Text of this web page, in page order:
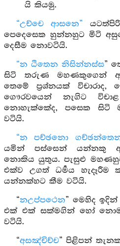
යි කියමු.
“උච්චෙ ආසනෙ”
පෙදෙසෙක හුන්නහුට මිටි
දෙසීම නොවටියි.
“න ඨිතෙන නිසින්නස්ස”
සිටි තරුණ මහණකුගෙන්
තෙමේ ප්‍රශ්නයක්
ගෞරවයෙන් නැගිට
නොහැක්කේද, පසෙක සිටි
වටියි.
“න පච්ඡනො
යමින් පස්සෙන් යන්නකු
නොකිය යුතුය. පැසුළු
එක්ව උගත් ධර්‍මය
යන්නක්හට කීම වටියි.
“නඋප්පථෙන” මෙහිද
එක් එක් සක්මගින් හෝ
වටියි.
“අසඤ්චිච්ච” පිළිපන්